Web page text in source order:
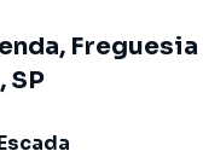
Freguesia
SP